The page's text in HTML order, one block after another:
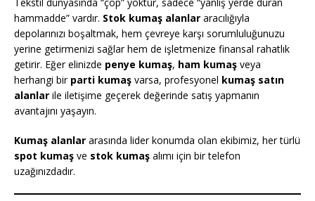
hammadde” vardır. Stok kumaş alanlar aracılığıyla
depolarınızı boşaltmak, hem çevreye karşı sorumluluğunuzu
yerine getirmenizi sağlar hem de işletmenize finansal rahatlık
getirir. Eğer elinizde penye kumaş, ham kumaş veya
herhangi bir parti kumaş varsa, profesyonel kumaş satın
alanlar ile iletişime geçerek değerinde satış yapmanın
avantajını yaşayın.
Kumaş alanlar arasında lider konumda olan ekibimiz, her türlü
spot kumaş ve stok kumaş alımı için bir telefon
uzağınızdadır.